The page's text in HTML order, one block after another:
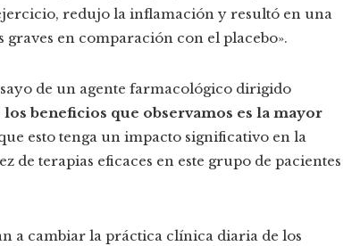
redujo la inflamación y resultó en una
en comparación con el placebo».
de un agente farmacológico dirigido
beneficios que observamos es la mayor
esto tenga un impacto significativo en la
de terapias eficaces en este grupo de pacientes
a cambiar la práctica clínica diaria de los